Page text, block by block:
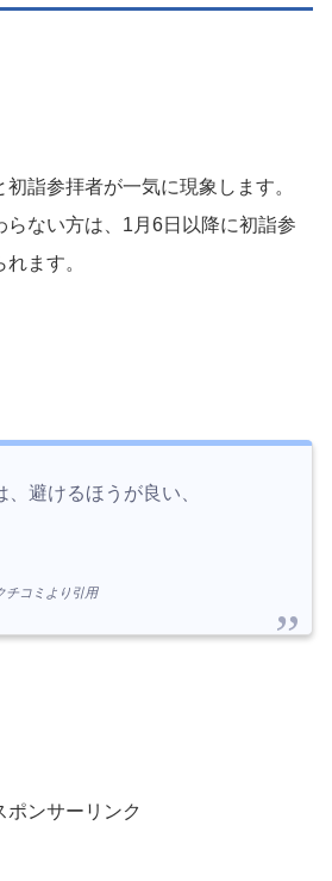
詣参拝者が一気に現象します。
らない方は、1月6日以降に初詣参
ます。
避けるほうが良い、
チコミより引用
ポンサーリンク